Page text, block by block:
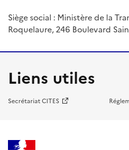
Siège social : Ministère de la
Roquelaure, 246 Boulevard
Liens utiles
Secrétariat CITES